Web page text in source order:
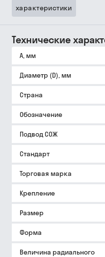
характеристики
Технические
A, мм
Диаметр (D), мм
Страна
Обозначение
Подвод СОЖ
Стандарт
Торговая марка
Крепление
Размер
Форма
Величина радиального